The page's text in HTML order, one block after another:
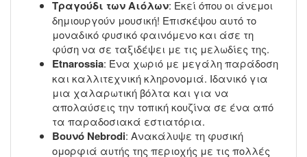
Τραγούδι των Αιόλων: Εκεί όπου οι άνεμοι
δημιουργούν μουσική! Επισκέψου αυτό το
μοναδικό φυσικό φαινόμενο και άσε τη
φύση να σε ταξιδέψει με τις μελωδίες της.
Εtnarossia: Ένα χωριό με μεγάλη παράδοση
και καλλιτεχνική κληρονομιά. Ιδανικό για
μια χαλαρωτική βόλτα και για να
απολαύσεις την τοπική κουζίνα σε ένα από
τα παραδοσιακά εστιατόρια.
Βουνό Nebrodi: Ανακάλυψε τη φυσική
ομορφιά αυτής της περιοχής με τις πολλές